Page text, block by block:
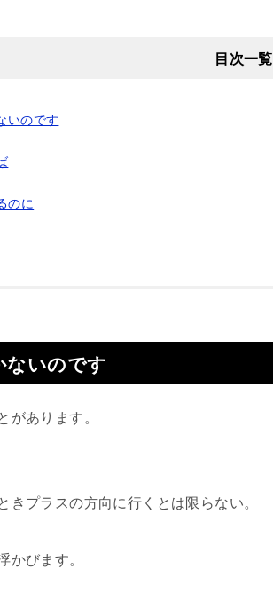
目次一覧
いのです
のに
ないのです
があります。
きプラスの方向に行くとは限らない。
かびます。